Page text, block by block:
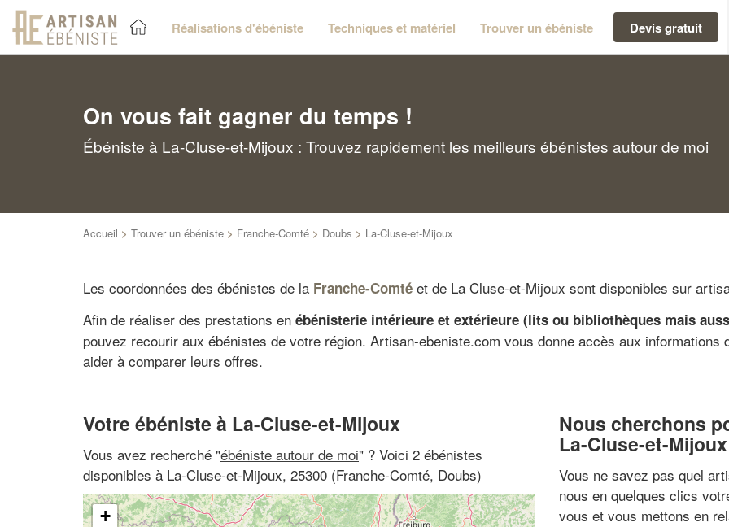
Réalisations d'ébéniste Techniques et matériel Trouver un ébéniste Devis gratuit
On vous fait gagner du temps !
Ébéniste à La-Cluse-et-Mijoux : Trouvez rapidement les meilleurs ébénistes autour de moi
Accueil > Trouver un ébéniste > Franche-Comté > Doubs > La-Cluse-et-Mijoux
Les coordonnées des ébénistes de la Franche-Comté et de La Cluse-et-Mijoux sont disponibles sur
Afin de réaliser des prestations en ébénisterie intérieure et extérieure (lits ou bibliothèques mais
pouvez recourir aux ébénistes de votre région. Artisan-ebeniste.com vous donne accès aux
aider à comparer leurs offres.
Votre ébéniste à La-Cluse-et-Mijoux
Vous avez recherché "ébéniste autour de moi" ? Voici 2 ébénistes
disponibles à La-Cluse-et-Mijoux, 25300 (Franche-Comté, Doubs)
+
Nous cherchons
La-Cluse-et-Mijoux
Vous ne savez pas quel
nous en quelques clics
vous et vous mettons en